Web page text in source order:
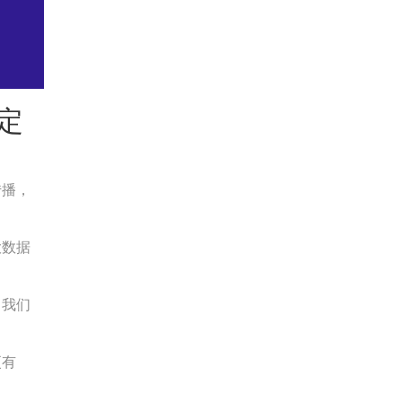
，
据
们